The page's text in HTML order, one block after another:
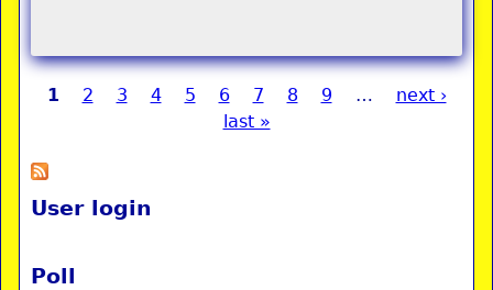
1 2 3 4 5 6 7 8 9 …
next ›
last »
User login
Poll